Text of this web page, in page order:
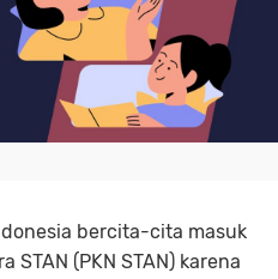
bercita-cita masuk
STAN (PKN STAN) karena